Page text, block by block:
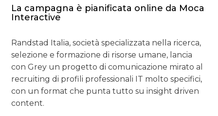
TREND
CASE HISTORY
OPINIONI
La campagna è pianificata online da Moca
Interactive
Randstad Italia, società specializzata nella ricerca,
selezione e formazione di risorse umane, lancia
con Grey un progetto di comunicazione mirato al
recruiting di profili professionali IT molto specifici,
con un format che punta tutto su insight driven
content.